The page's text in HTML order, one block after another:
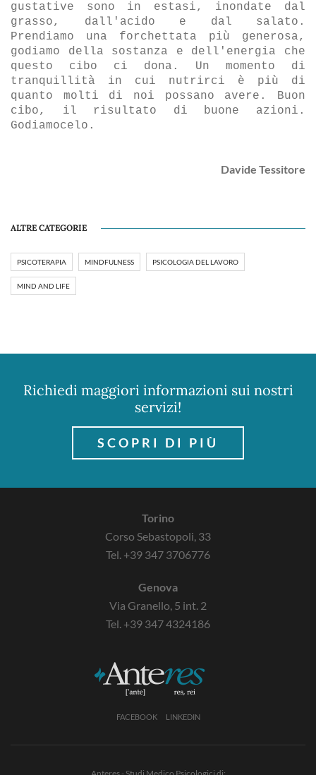
gustative sono in estasi, inondate dal
grasso, dall'acido e dal salato.
Prendiamo una forchettata più generosa,
godiamo della sostanza e dell'energia che
questo cibo ci dona. Un momento di
tranquillità in cui nutrirci è più di
quanto molti di noi possano avere. Buon
cibo, il risultato di buone azioni.
Godiamocelo.
Davide Tessitore
ALTRE CATEGORIE
PSICOTERAPIA MINDFULNESS PSICOLOGIA DEL LAVORO
MIND AND LIFE
Richiedi maggiori informazioni sui nostri
servizi!
SCOPRI DI PIÙ
Torino
Corso Sebastopoli, 33
Tel. +39 347 3706776
Genova
Via Granello, 5 int. 2
Tel. +39 347 4324186
FACEBOOK LINKEDIN